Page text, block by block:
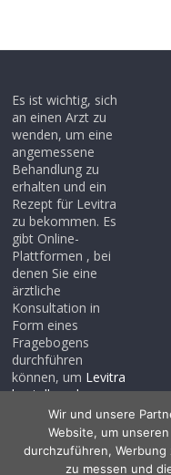
Es ist wichtig, sich
an einen Arzt zu
wenden, um eine
angemessene
Behandlung zu
erhalten und ein
Rezept für Levitra
zu bekommen. Es
gibt Online-
Plattformen , bei
denen Sie eine
ärztliche
Konsultation in
Form eines
Fragebogens
durchführen
können, um Levitra
bestellen ohne
rezept, auch wenn
Sie noch kein
Rezept haben .
Wir und unsere
Website, um
durchzuführen, Werbung
zu messen und